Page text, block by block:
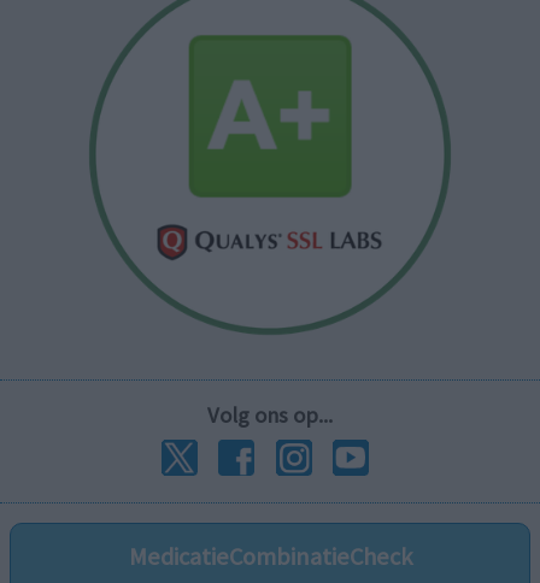
Volg ons op...
MedicatieCombinatieCheck